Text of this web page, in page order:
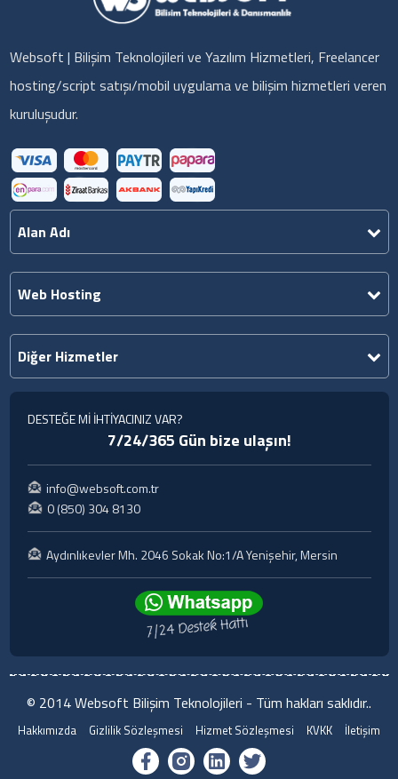
Websoft | Bilişim Teknolojileri ve Yazılım Hizmetleri, Freelancer
hosting/script satışı/mobil uygulama ve bilişim hizmetleri veren
kuruluşudur.
Alan Adı
Web Hosting
Diğer Hizmetler
DESTEĞE Mİ İHTİYACINIZ VAR?
7/24/365 Gün bize ulaşın!
info@websoft.com.tr
0 (850) 304 8130
Aydınlıkevler Mh. 2046 Sokak No:1/A Yenişehir, Mersin
© 2014 Websoft Bilişim Teknolojileri - Tüm hakları saklıdır..
Hakkımızda Gizlilik Sözleşmesi Hizmet Sözleşmesi KVKK İletişim